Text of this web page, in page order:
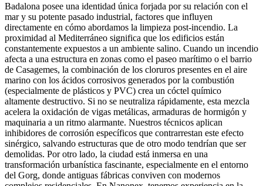
Badalona posee una identidad única forjada por su relación con el
mar y su potente pasado industrial, factores que influyen
directamente en cómo abordamos la limpieza post-incendio. La
proximidad al Mediterráneo significa que los edificios están
constantemente expuestos a un ambiente salino. Cuando un incendio
afecta a una estructura en zonas como el paseo marítimo o el barrio
de Casagemes, la combinación de los cloruros presentes en el aire
marino con los ácidos corrosivos generados por la combustión
(especialmente de plásticos y PVC) crea un cóctel químico
altamente destructivo. Si no se neutraliza rápidamente, esta mezcla
acelera la oxidación de vigas metálicas, armaduras de hormigón y
maquinaria a un ritmo alarmante. Nuestros técnicos aplican
inhibidores de corrosión específicos que contrarrestan este efecto
sinérgico, salvando estructuras que de otro modo tendrían que ser
demolidas. Por otro lado, la ciudad está inmersa en una
transformación urbanística fascinante, especialmente en el entorno
del Gorg, donde antiguas fábricas conviven con modernos